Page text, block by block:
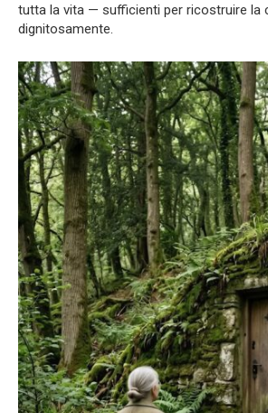
tutta la vita — sufficienti per ricostruire la
dignitosamente.